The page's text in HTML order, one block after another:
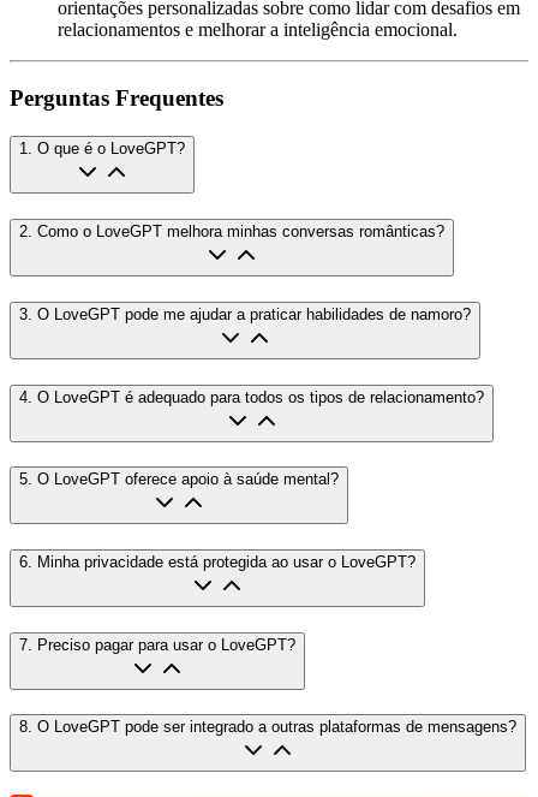
orientações personalizadas sobre como lidar com desafios em
relacionamentos e melhorar a inteligência emocional.
Perguntas Frequentes
1. O que é o LoveGPT?
2. Como o LoveGPT melhora minhas conversas românticas?
3 O LoveGPT pode me ajudar a praticar habilidades de namoro?
4 O LoveGPT é adequado para todos os tipos de relacionamento?
5. O LoveGPT oferece apoio à saúde mental?
6 Minha privacidade está protegida ao usar o LoveGPT?
7 Preciso pagar para usar o LoveGPT?
8. O LoveGPT pode ser integrado a outras plataformas de mensagens?